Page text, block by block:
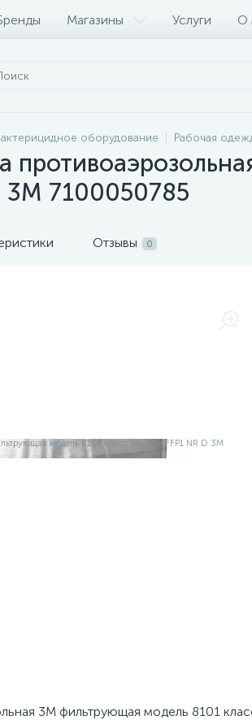
Магазины Услуги О
оборудование Рабочая
3М 7100050785
Отзывы 0
3М фильтрующая модель 8101